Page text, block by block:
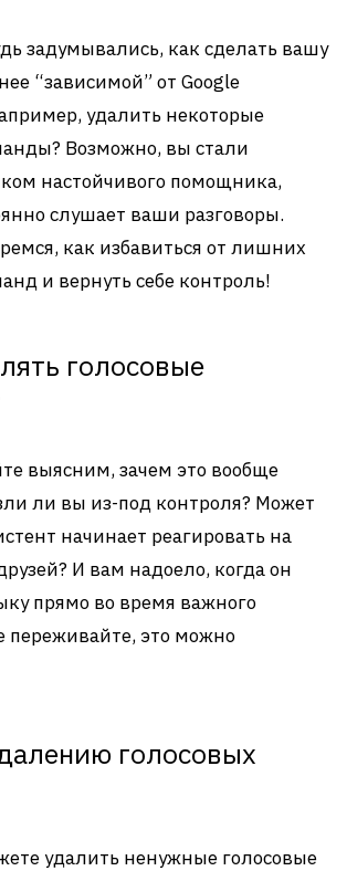
задумывались, как сделать вашу
“зависимой” от Google
удалить некоторые
Возможно, вы стали
настойчивого помощника,
слушает ваши разговоры.
как избавиться от лишних
и вернуть себе контроль!
голосовые
выясним, зачем это вообще
ли вы из-под контроля? Может
начинает реагировать на
И вам надоело, когда он
прямо во время важного
переживайте, это можно
голосовых
удалить ненужные голосовые